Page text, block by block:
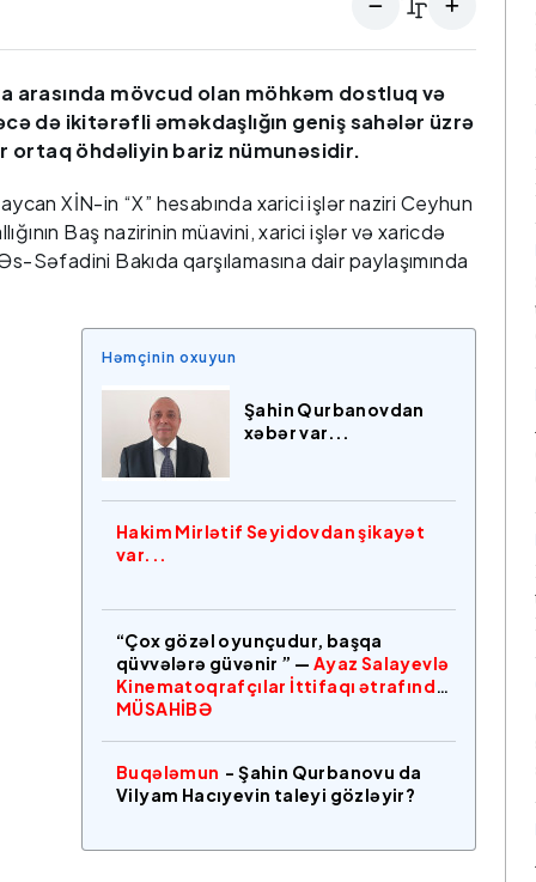
arasında mövcud olan möhkəm dostluq və
də ikitərəfli əməkdaşlığın geniş sahələr üzrə
ortaq öhdəliyin bariz nümunəsidir.
XİN-in “X” hesabında xarici işlər naziri Ceyhun
Baş nazirinin müavini, xarici işlər və xaricdə
Səfadini Bakıda qarşılamasına dair paylaşımında
Həmçinin oxuyun
Şahin Qurbanovdan
xəbər var...
Hakim Mirlətif Seyidovdan şikayət
var...
“Çox gözəl oyunçudur, başqa
qüvvələrə güvənir ” — Ayaz Salayevlə
Kinematoqrafçılar İttifaqı ətrafında
MÜSAHİBƏ
Buqələmun - Şahin Qurbanovu da
Vilyam Hacıyevin taleyi gözləyir?